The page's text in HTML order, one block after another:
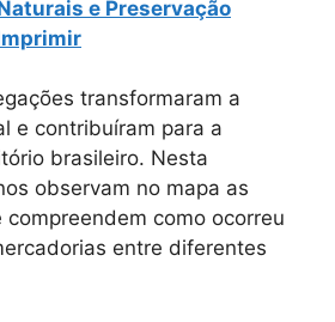
e Preservação
transformaram a
e contribuíram para a
brasileiro. Nesta
observam no mapa as
como ocorreu
entre diferentes